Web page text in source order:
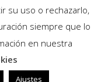
su uso o rechazarlo,
siempre que lo
en nuestra
Ajustes